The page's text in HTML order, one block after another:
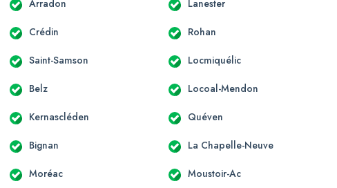
Arradon Lanester
Crédin Rohan
Saint-Samson Locmiquélic
Belz Locoal-Mendon
Kernascléden Quéven
Bignan La Chapelle-Neuve
Moréac Moustoir-Ac